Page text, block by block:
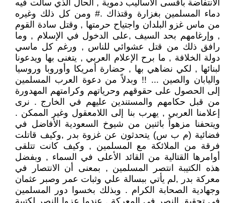
ألانتفاضة بأقسى الأساليب دموية , الحال الذي سالت فيه
دماء المسلمين بغزارة وقتذاك .# ومن كل ذلك وغيره
من ماس غزو البلدان واجتياح حرمتها , وقتل سادة القوم
, وإرغامهم بحد السيف ,على الدخول في الإسلام , وما
رافق ذلك من قتل عشوائي للناس , ورغم كل ماسي
دولة الخلافة , ما برح الإعلام العربي , يتغنى بها ويدعونا
لبنائها , لكي نضاهي بها , حضارة أمريكا وأوروبا وروسيا
واليابان والصين ... !! وبدلاً من دعوة العرب المسلمين
إلى الحصول على حقوقهم وحرياتهم وكرامتهم المهدورة
من قبل حكامهم والمستندين عليهم في الخارج . نرى
إعلامنا العربي , يهرب بنا إلى اللامعقول وغير الممكن .
ويتحفنا مزهواً باثنين من شيوخ السعودية الأفاضل في
فضائية (م ب س) يتحدثون عن غزوة بدر ,وكيف قاتلت
فرقة من الملائكة مع المسلمين , وكيف كانت تتلقى
أوامرها القتالية من القائد الأعلى في السماء , وبفضل
هذه الكتيبة انتصر المسلمين , بمعنى أن الانتصار في
معركة بدر ,لم يأتي ببسالة علي وثبات عمر وصبر عثمان
وجهادية الصحابة الكرام . وبذلك بخسوا دور المسلمين